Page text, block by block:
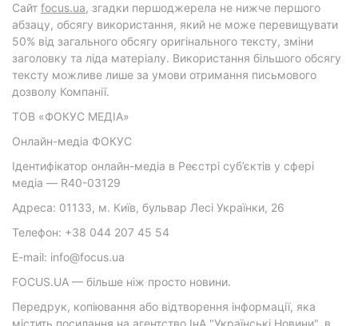
Cайт focus.ua, згадки першоджерела не нижче першого
абзацу, обсягу використання, який не може перевищувати
50% від загального обсягу оригінального тексту, зміни
заголовку та ліда матеріалу. Використання більшого обсягу
тексту можливе лише за умови отримання письмового
дозволу Компанії.
ТОВ «ФОКУС МЕДІА»
Онлайн-медіа ФОКУС
Ідентифікатор онлайн-медіа в Реєстрі суб’єктів у сфері
медіа — R40-03129
Адреса: 01133, м. Київ, бульвар Лесі Українки, 26
Телефон: +38 044 207 45 54
E-mail: info@focus.ua
FOCUS.UA — більше ніж просто новини.
Передрук, копіювання або відтворення інформації, яка
містить посилання на агентство ІнА "Українські Новини", в